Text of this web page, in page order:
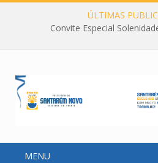
ÚLTIMAS
Convite Especial
MENU